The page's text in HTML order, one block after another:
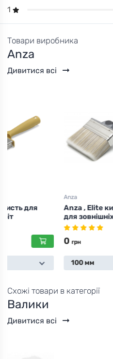
1
Товари виробника
Anza
Дивитися всі
Anza , Elite кисть вигнутий
для зовнішніх робіт
Схожі товари в категорії
Валики
Дивитися всі